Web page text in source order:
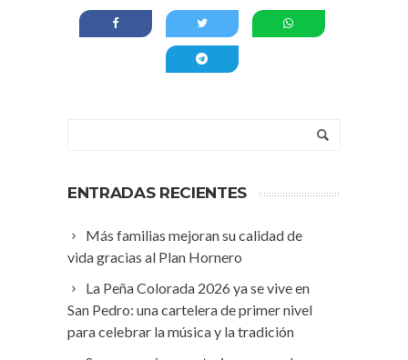
ENTRADAS RECIENTES
Más familias mejoran su calidad de
vida gracias al Plan Hornero
La Peña Colorada 2026 ya se vive en
San Pedro: una cartelera de primer nivel
para celebrar la música y la tradición